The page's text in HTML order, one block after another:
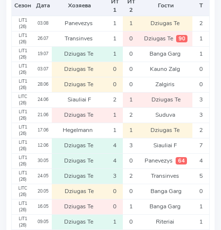
Сезон Дата Хозяева
1
2
Гости Т
LIT1
(26)
03.08 Panevezys 1 1 Dziugas Te 2
LIT1
(26)
26.07 Transinves 1 0 Dziugas Te 90 1
LIT1
(26)
19.07 Dziugas Te 1 0 Banga Garg 1
LIT1
(26)
03.07 Dziugas Te 0 0 Kauno Zalg 0
LIT1
(26)
28.06 Dziugas Te 0 0 Zalgiris 0
LITC
(26)
24.06 Siauliai F 2 1 Dziugas Te 3
LIT1
(26)
21.06 Dziugas Te 1 2 Suduva 3
LIT1
(26)
17.06 Hegelmann 1 1 Dziugas Te 2
LIT1
(26)
12.06 Dziugas Te 4 3 Siauliai F 7
LIT1
(26)
30.05 Dziugas Te 4 0 Panevezys 64 4
LIT1
(26)
24.05 Dziugas Te 3 2 Transinves 5
LITC
(26)
20.05 Dziugas Te 0 0 Banga Garg 0
LIT1
(26)
16.05 Dziugas Te 0 1 Banga Garg 1
LIT1
(26)
09.05 Dziugas Te 1 0 Riteriai 1